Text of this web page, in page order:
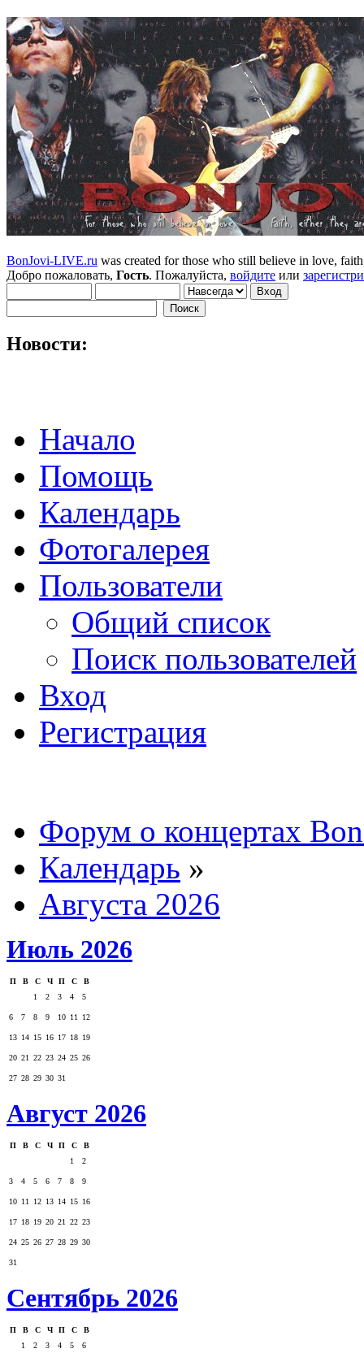
BonJovi-LIVE.ru was created for those who still believe in love,
Добро пожаловать, Гость. Пожалуйста, войдите или
Новости:
Начало
Помощь
Календарь
Фотогалерея
Пользователи
Общий список
Поиск пользователей
Вход
Регистрация
Форум о концертах
Календарь »
Августа 2026
Июль 2026
П В С Ч П С
В
1
2 3 4 5
6 7 8 9 10 11 12
13 14 15 16 17 18 19
20 21 22 23 24 25 26
27 28 29 30 31
Август 2026
П В С Ч П С
В
1
2
3 4 5 6 7 8 9
10 11 12 13 14 15 16
17 18 19 20 21 22 23
24 25 26 27 28 29 30
31
Сентябрь 2026
П В С Ч П С
В
1
2 3 4 5 6